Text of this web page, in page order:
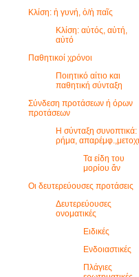
Κλίση: ἡ γυνή, ὁ/ἡ παῖς
Κλίση: αὐτός, αὐτή,
αὐτό
Παθητικοί χρόνοι
Ποιητικό αίτιο και
παθητική σύνταξη
Σύνδεση προτάσεων ή όρων
προτάσεων
Η σύνταξη συνοπτικά:
ρήμα,
Τα είδη του
μορίου ἄν
Οι δευτερεύουσες προτάσεις
Δευτερεύουσες
ονοματικές
Ειδικές
Ενδοιαστικές
Πλάγιες